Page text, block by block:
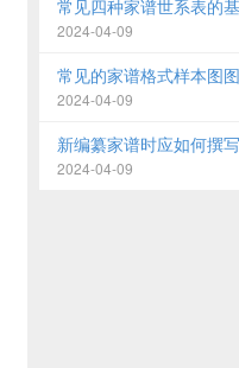
常见四种家谱世系表的
2024-04-09
常见的家谱格式样本图
2024-04-09
新编纂家谱时应如何撰
2024-04-09